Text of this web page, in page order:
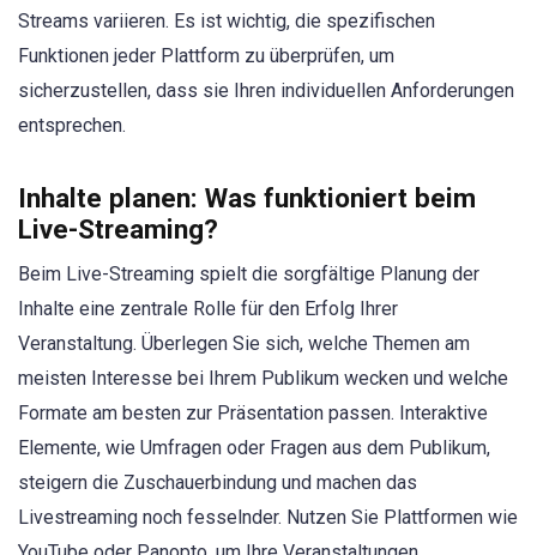
Streams variieren. Es ist wichtig, die spezifischen
Funktionen jeder Plattform zu überprüfen, um
sicherzustellen, dass sie Ihren individuellen Anforderungen
entsprechen.
Inhalte planen: Was funktioniert beim
Live-Streaming?
Beim Live-Streaming spielt die sorgfältige Planung der
Inhalte eine zentrale Rolle für den Erfolg Ihrer
Veranstaltung. Überlegen Sie sich, welche Themen am
meisten Interesse bei Ihrem Publikum wecken und welche
Formate am besten zur Präsentation passen. Interaktive
Elemente, wie Umfragen oder Fragen aus dem Publikum,
steigern die Zuschauerbindung und machen das
Livestreaming noch fesselnder. Nutzen Sie Plattformen wie